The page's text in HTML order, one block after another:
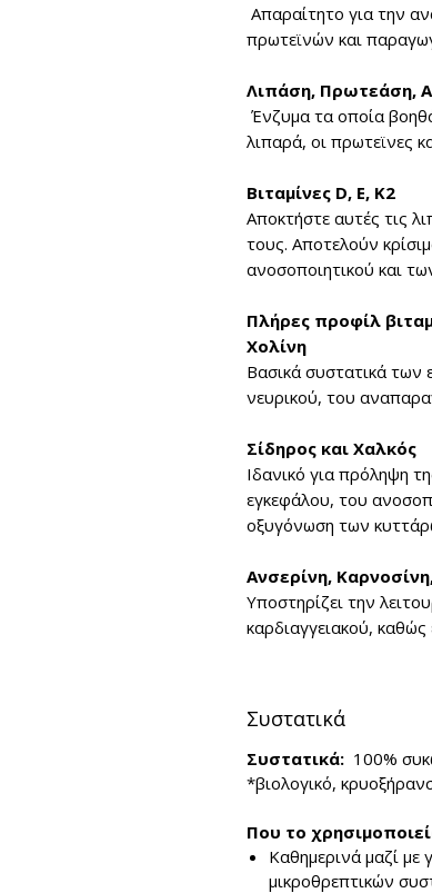
Απαραίτητο για την
πρωτεϊνών και
Λιπάση, Πρωτεάση,
Ένζυμα τα οποία
λιπαρά, οι πρωτεϊνες
Βιταμίνες D, E, K2
Αποκτήστε αυτές τις
τους. Αποτελούν
ανοσοποιητικού και
Πλήρες προφίλ
Χολίνη
Βασικά συστατικά
νευρικού, του
Σίδηρος και Χαλκός
Ιδανικό για πρόληψη
εγκεφάλου, του
οξυγόνωση των
Ανσερίνη,
Υποστηρίζει την
καρδιαγγειακού,
Συστατικά
Συστατικά: 100%
*βιολογικό,
Που το
Καθημερινά μαζί
μικροθρεπτικών